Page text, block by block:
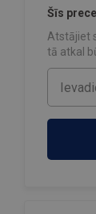
Šīs
Atstājiet
tā atkal